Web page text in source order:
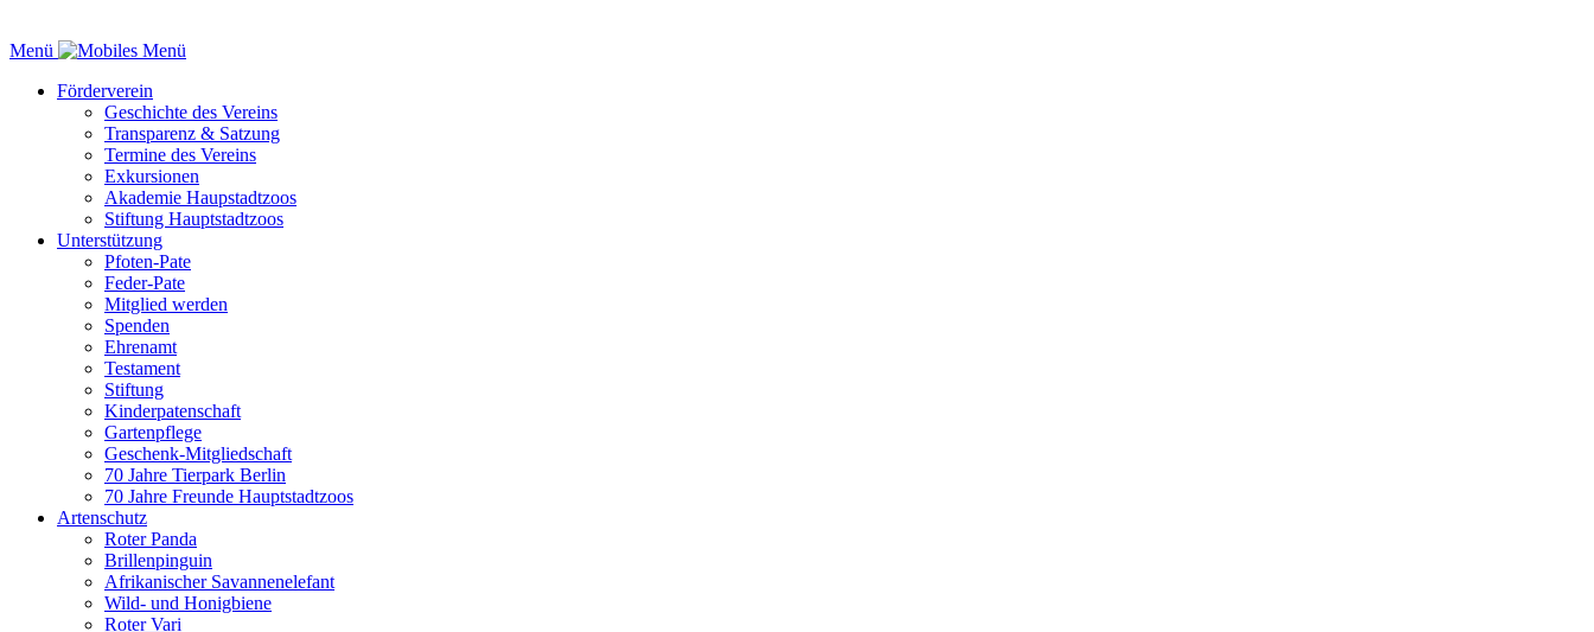
Menü
Förderverein
Geschichte des Vereins
Transparenz & Satzung
Termine des Vereins
Exkursionen
Akademie Haupstadtzoos
Stiftung Hauptstadtzoos
Unterstützung
Pfoten-Pate
Feder-Pate
Mitglied werden
Spenden
Ehrenamt
Testament
Stiftung
Kinderpatenschaft
Gartenpflege
Geschenk-Mitgliedschaft
70 Jahre Tierpark Berlin
70 Jahre Freunde Hauptstadtzoos
Artenschutz
Roter Panda
Brillenpinguin
Afrikanischer Savannenelefant
Wild- und Honigbiene
Roter Vari